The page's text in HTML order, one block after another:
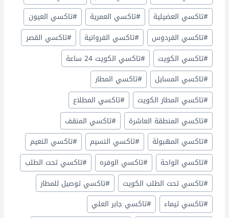
#تاكسي العضيلية #تاكسي العمرية #تاكسي العيون
#تاكسي الفردوس #تاكسي الفروانية #تاكسي القصر
#تاكسي الكويت #تاكسي الكويت 24 ساعة
#تاكسي المسايل #تاكسي المطار
#تاكسي المطار الكويت #تاكسي المطلاع
#تاكسي المنطقة العاشرة #تاكسي المنقف
#تاكسي المهبولة #تاكسي النسيم #تاكسي النعيم
#تاكسي الواحة #تاكسي الوفره #تاكسي تحت الطلب
#تاكسي تحت الطلب الكويت #تاكسي توصيل للمطار
#تاكسي تيماء #تاكسي جابر العلي